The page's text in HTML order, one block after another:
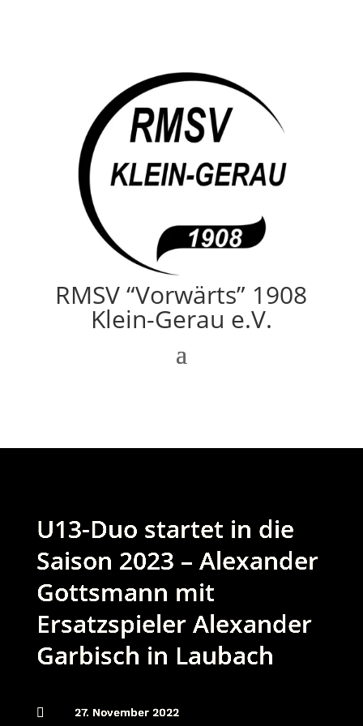
RMSV “Vorwärts” 1908
Klein-Gerau e.V.
U13-Duo startet in die
Saison 2023 – Alexander
Gottsmann mit
Ersatzspieler Alexander
Garbisch in Laubach
 27. November 2022